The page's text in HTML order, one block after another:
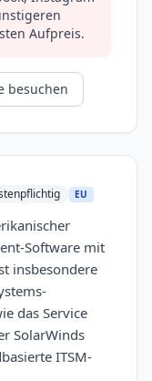
Aufpreis.
besuchen
EU
Software mit
insbesondere
das Service
SolarWinds
ITSM-